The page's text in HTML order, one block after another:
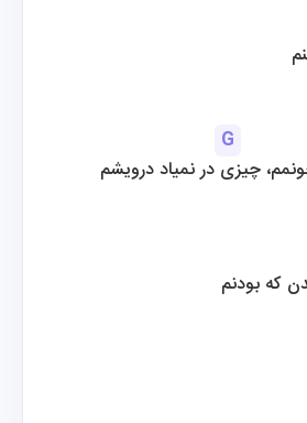
G
چیزی در نمیاد درویشم
که بودنم